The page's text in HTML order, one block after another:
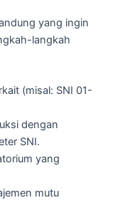
yang ingin
langkah
(misal: SNI 01-
dengan
SNI.
yang
mutu